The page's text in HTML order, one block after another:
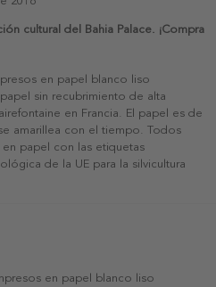
cultural del Bahia Palace. ¡Compra
en papel blanco liso
sin recubrimiento de alta
en Francia. El papel es de
amarillea con el tiempo. Todos
papel con las etiquetas
de la UE para la silvicultura
en papel blanco liso